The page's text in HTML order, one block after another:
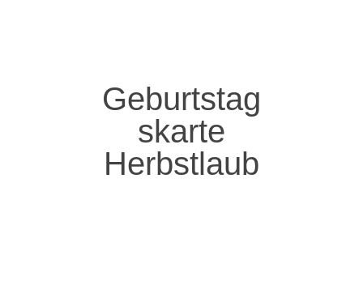
Geburtstag
skarte
Herbstlaub